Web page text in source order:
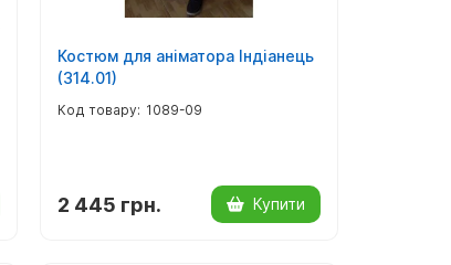
Костюм для аніматора Індіанець
(314.01)
1089-09
2 445 грн. Купити